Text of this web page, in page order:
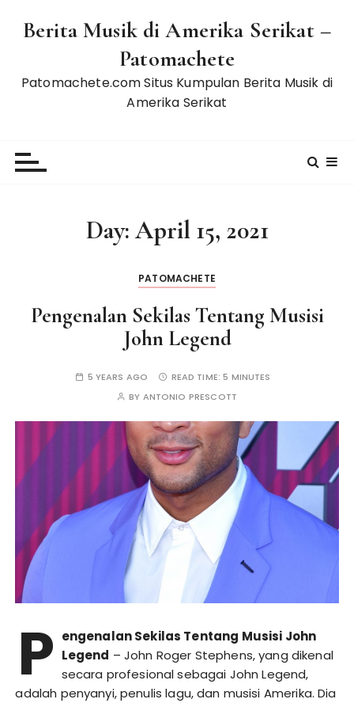
Berita Musik di Amerika Serikat –
Patomachete
Patomachete.com Situs Kumpulan Berita Musik di
Amerika Serikat
Day:April 15, 2021
PATOMACHETE
Pengenalan Sekilas Tentang Musisi
John Legend
5 YEARS AGO READ TIME:5 MINUTES
BY ANTONIO PRESCOTT
P engenalan Sekilas Tentang Musisi John
Legend – John Roger Stephens, yang dikenal
secara profesional sebagai John Legend,
adalah penyanyi, penulis lagu, dan musisi Amerika. Dia